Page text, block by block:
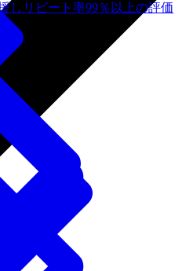
しリピート率99％以上の評価